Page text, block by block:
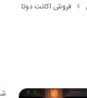
فروش اکانت دوتا